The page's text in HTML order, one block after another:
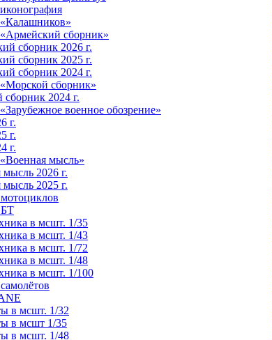
сборник»
сборник 2026 г.
сборник 2025 г.
сборник 2024 г.
сборник»
2024 г.
военное обозрение»
г.
г.
г.
мысль»
2026 г.
2025 г.
в мсшт. 1/35
в мсшт. 1/43
в мсшт. 1/72
в мсшт. 1/48
в мсшт. 1/100
в мсшт. 1/32
в мсшт 1/35
в мсшт. 1/48